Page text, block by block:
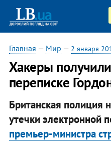
Главная — Мир — 2 января
​Хакеры
переписке
Британская полиция
утечки электронной
премьер-министра